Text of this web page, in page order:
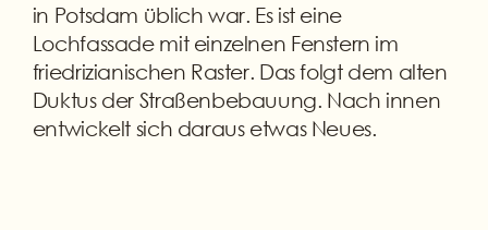
in Potsdam üblich war. Es ist eine
Lochfassade mit einzelnen Fenstern im
friedrizianischen Raster. Das folgt dem alten
Duktus der Straßenbebauung. Nach innen
entwickelt sich daraus etwas Neues.